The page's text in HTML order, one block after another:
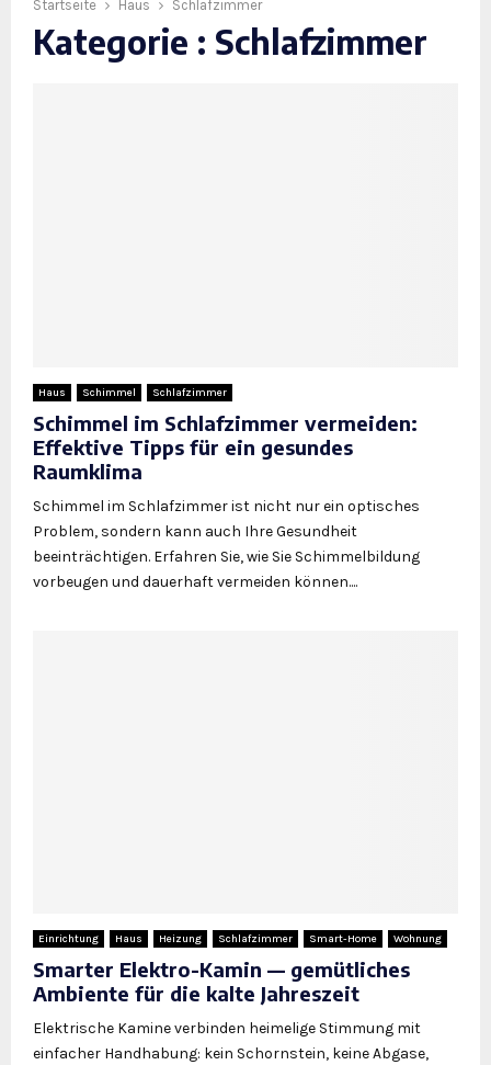
Startseite Haus Schlafzimmer
Kategorie : Schlafzimmer
Haus Schimmel Schlafzimmer
Schimmel im Schlafzimmer vermeiden:
Effektive Tipps für ein gesundes
Raumklima
Schimmel im Schlafzimmer ist nicht nur ein optisches
Problem, sondern kann auch Ihre Gesundheit
beeinträchtigen. Erfahren Sie, wie Sie Schimmelbildung
vorbeugen und dauerhaft vermeiden können....
Einrichtung Haus Heizung Schlafzimmer Smart-Home Wohnung
Smarter Elektro-Kamin — gemütliches
Ambiente für die kalte Jahreszeit
Elektrische Kamine verbinden heimelige Stimmung mit
einfacher Handhabung: kein Schornstein, keine Abgase,